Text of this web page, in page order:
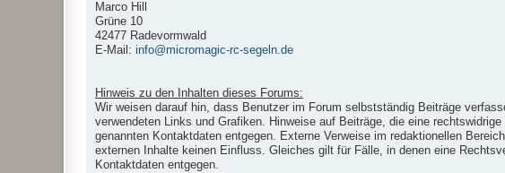
Marco Hill
Grüne 10
42477 Radevormwald
E-Mail: info@micromagic-rc-segeln.de
Hinweis zu den Inhalten dieses Forums:
Wir weisen darauf hin, dass Benutzer im Forum selbstständig Beiträge
verwendeten Links und Grafiken. Hinweise auf Beiträge, die eine
genannten Kontaktdaten entgegen. Externe Verweise im redaktionellen
externen Inhalte keinen Einfluss. Gleiches gilt für Fälle, in denen eine
Kontaktdaten entgegen.